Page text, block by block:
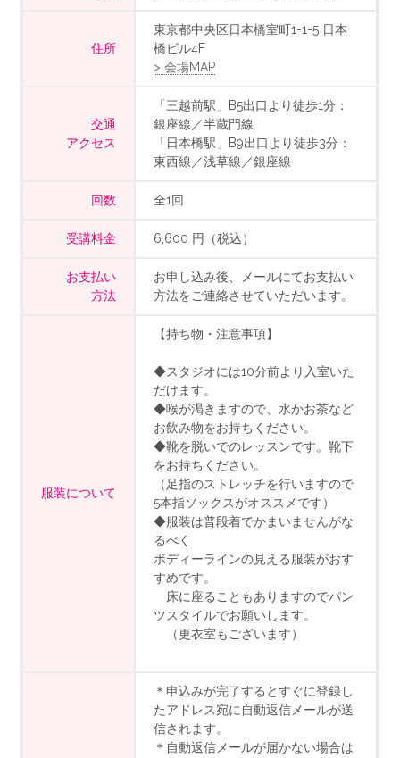
住所
東京都中央区日本橋室町1-1-5 日本
橋ビル4F
> 会場MAP
交通
アクセス
「三越前駅」B5出口より徒歩1分：
銀座線／半蔵門線
「日本橋駅」B9出口より徒歩3分：
東西線／浅草線／銀座線
回数 全1回
受講料金 6,600 円（税込）
お支払い
方法
お申し込み後、メールにてお支払い
方法をご連絡させていただいます。
服装について
【持ち物・注意事項】
◆スタジオには10分前より入室いた
だけます。
◆喉が渇きますので、水かお茶など
お飲み物をお持ちください。
◆靴を脱いでのレッスンです。靴下
をお持ちください。
（足指のストレッチを行いますので
5本指ソックスがオススメです）
◆服装は普段着でかまいませんがな
るべく
ボディーラインの見える服装がおす
すめです。
床に座ることもありますのでパン
ツスタイルでお願いします。
（更衣室もございます）
＊申込みが完了するとすぐに登録し
たアドレス宛に自動返信メールが送
信されます。
＊自動返信メールが届かない場合は